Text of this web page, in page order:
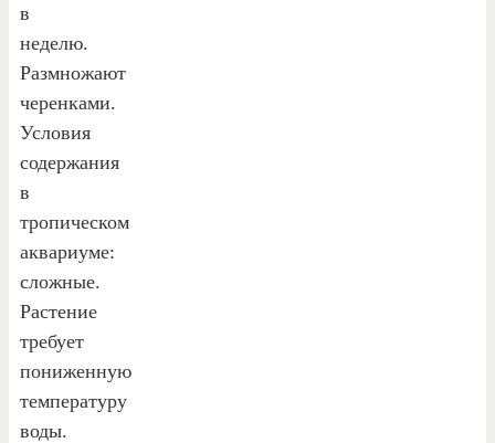
в
неделю.
Размножают
черенками.
Условия
содержания
в
тропическом
аквариуме:
сложные.
Растение
требует
пониженную
температуру
воды.